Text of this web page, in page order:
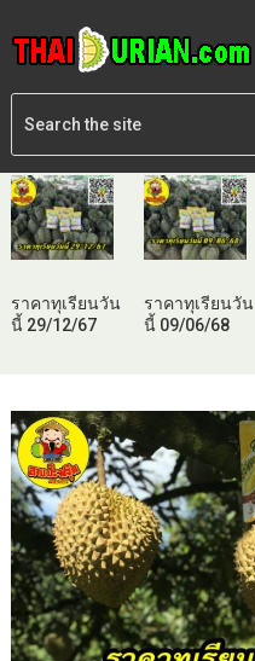
ราคาทุเรียนวัน
นี้ 29/12/67
ราคาทุเรียนวัน
นี้ 09/06/68